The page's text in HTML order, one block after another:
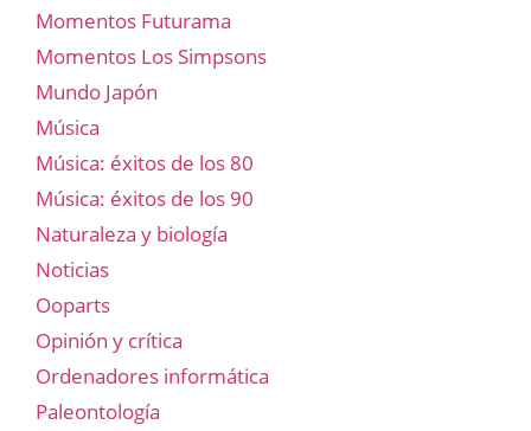
Momentos Futurama
Momentos Los Simpsons
Mundo Japón
Música
Música: éxitos de los 80
Música: éxitos de los 90
Naturaleza y biología
Noticias
Ooparts
Opinión y crítica
Ordenadores informática
Paleontología